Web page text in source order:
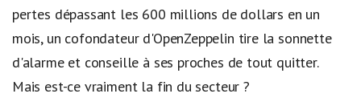
pertes dépassant les 600 millions de dollars en un
mois, un cofondateur d'OpenZeppelin tire la sonnette
d'alarme et conseille à ses proches de tout quitter.
Mais est-ce vraiment la fin du secteur ?